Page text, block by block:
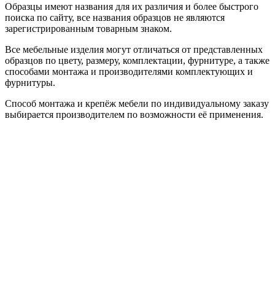
Образцы имеют названия для их различия и более быстрого
поиска по сайту, все названия образцов не являются
зарегистрированным товарным знаком.
Все мебельные изделия могут отличаться от представленных
образцов по цвету, размеру, комплектации, фурнитуре, а также
способами монтажа и производителями комплектующих и
фурнитуры.
Способ монтажа и крепёж мебели по индивидуальному заказу
выбирается производителем по возможности её применения.